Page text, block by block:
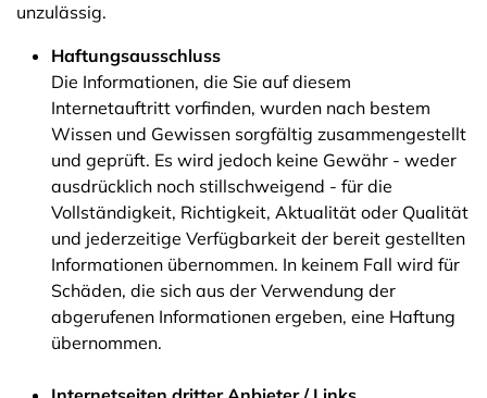
unzulässig.
Haftungsausschluss
Die Informationen, die Sie auf diesem
Internetauftritt vorfinden, wurden nach bestem
Wissen und Gewissen sorgfältig zusammengestellt
und geprüft. Es wird jedoch keine Gewähr - weder
ausdrücklich noch stillschweigend - für die
Vollständigkeit, Richtigkeit, Aktualität oder Qualität
und jederzeitige Verfügbarkeit der bereit gestellten
Informationen übernommen. In keinem Fall wird für
Schäden, die sich aus der Verwendung der
abgerufenen Informationen ergeben, eine Haftung
übernommen.